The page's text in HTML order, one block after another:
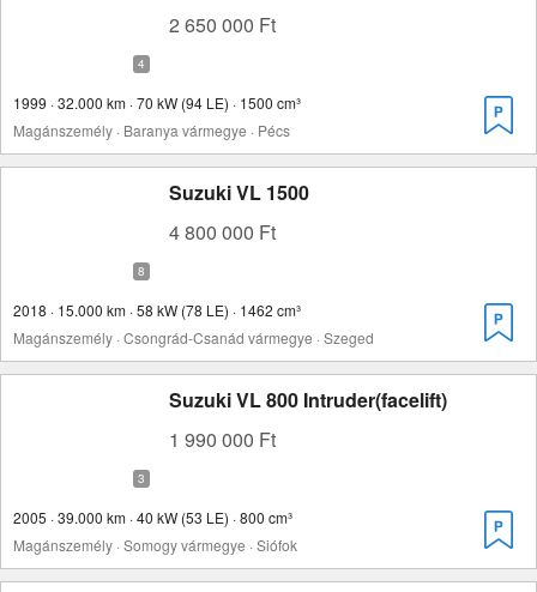
2 650 000 Ft
1999 · 32.000 km · 70 kW (94 LE) · 1500 cm³
Magánszemély · Baranya vármegye · Pécs
Suzuki VL 1500
4 800 000 Ft
2018 · 15.000 km · 58 kW (78 LE) · 1462 cm³
Magánszemély · Csongrád-Csanád vármegye · Szeged
Suzuki VL 800 Intruder(facelift)
1 990 000 Ft
2005 · 39.000 km · 40 kW (53 LE) · 800 cm³
Magánszemély · Somogy vármegye · Siófok